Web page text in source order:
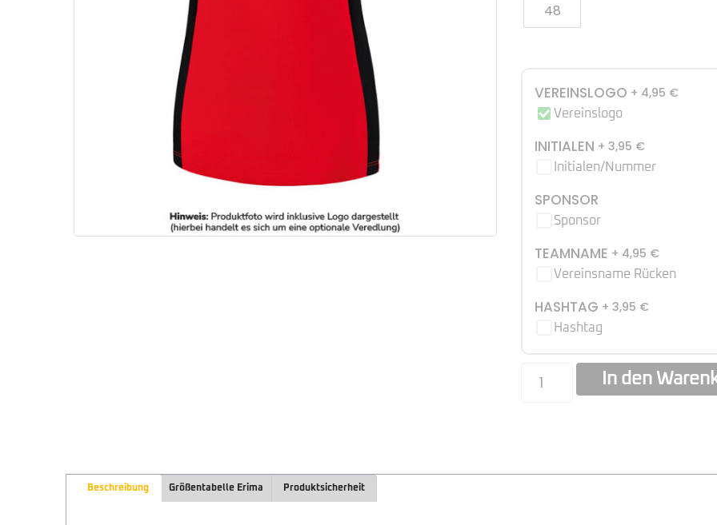
48
VEREINSLOGO + 4,95 €
Vereinslogo
INITIALEN + 3,95 €
Initialen/Nummer
SPONSOR
Sponsor
TEAMNAME + 4,95 €
Vereinsname Rücken
HASHTAG + 3,95 €
Hashtag
In den
Beschreibung Größentabelle Erima Produktsicherheit